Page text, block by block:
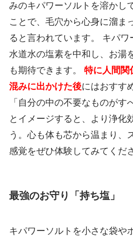
みのキパワーソルトを溶かし
ことで、毛穴から心身に溜ま
ると言われています。 キパ
水道水の塩素を中和し、お湯
も期待できます。 特に人間関
混みに出かけた後にはおすす
「自分の中の不要なものがす
とイメージすると、より浄化
う。心も体も芯から温まり、
感覚をぜひ体験してみてくだ
最強のお守り「持ち塩」
キパワーソルトを小さな袋や